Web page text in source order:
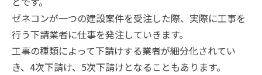
ゼネコンが一つの建設案件を受注した際、実際に工事を
行う下請業者に仕事を発注していきます。
工事の種類によって下請けする業者が細分化されてい
き、4次下請け、5次下請けとなることもあります。